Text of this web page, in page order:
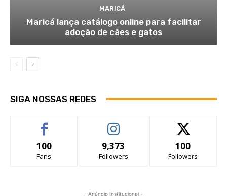
MARICÁ
Maricá lança catálogo online para facilitar
adoção de cães e gatos
SIGA NOSSAS REDES
100
Fans
9,373
Followers
100
Followers
- Anúncio Institucional -